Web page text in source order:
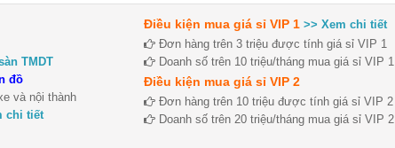
TMDT
đồ
và nội thành
chi tiết
Điều kiện mua giá sỉ VIP 1 >> Xem chi tiết
Đơn hàng trên 3 triệu được tính giá sỉ VIP 1
Doanh số trên 10 triệu/tháng mua giá sỉ VIP 1
Điều kiện mua giá sỉ VIP 2
Đơn hàng trên 10 triệu được tính giá sỉ VIP 2
Doanh số trên 20 triệu/tháng mua giá sỉ VIP 2